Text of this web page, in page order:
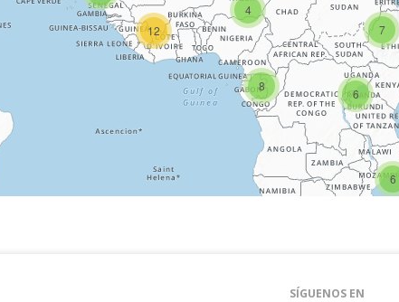
6
6
4
8
12 7
SÍGUENOS EN